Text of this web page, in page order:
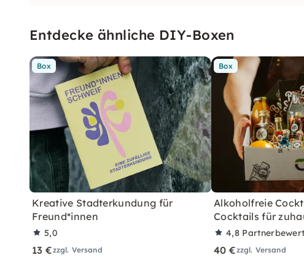
Entdecke ähnliche DIY-Boxen
Box
Kreative Stadterkundung für
Freund*innen
5,0
13 €zzgl. Versand
Box
Alkoholfreie
Cocktails für
4,8
40 €zzgl. Versand